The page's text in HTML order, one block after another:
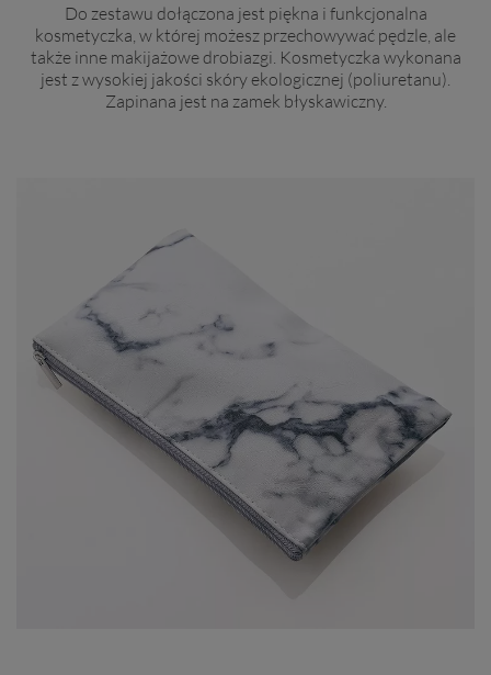
Do zestawu dołączona jest piękna i funkcjonalna
kosmetyczka, w której możesz przechowywać pędzle, ale
także inne makijażowe drobiazgi. Kosmetyczka wykonana
jest z wysokiej jakości skóry ekologicznej (poliuretanu).
Zapinana jest na zamek błyskawiczny.